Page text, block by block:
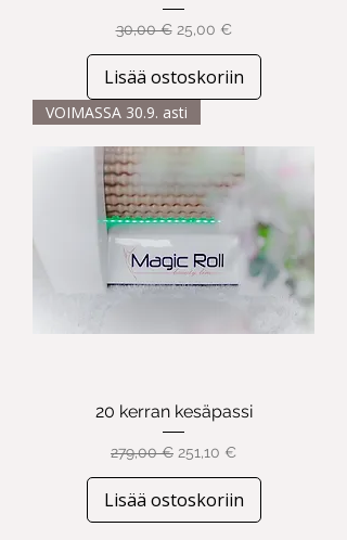
Normaali hinta
30,00 € Alehinta
25,00 €
Lisää ostoskoriin
VOIMASSA 30.9. asti
20 kerran kesäpassi
Normaali hinta
279,00 € Alehinta
251,10 €
Lisää ostoskoriin